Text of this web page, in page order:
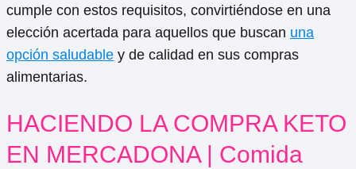
cumple con estos requisitos, convirtiéndose en una
elección acertada para aquellos que buscan una
opción saludable y de calidad en sus compras
alimentarias.
HACIENDO LA COMPRA KETO
EN MERCADONA | Comida